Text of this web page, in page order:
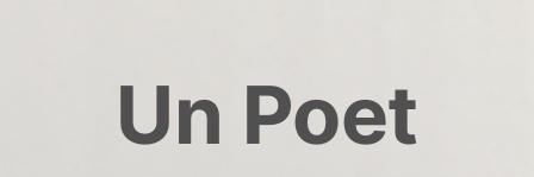
Un Poet